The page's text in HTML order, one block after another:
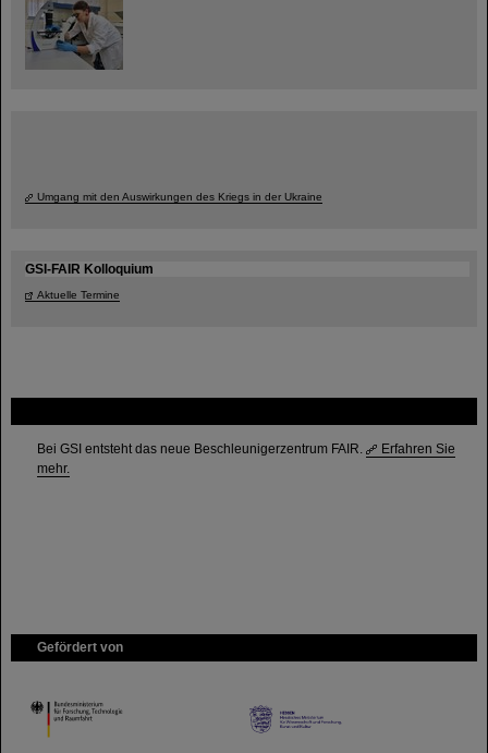
Bei GSI entsteht das neue Beschleunigerzentrum FAIR.
Erfahren Sie
mehr.
Gefördert von
HMWK
Umgang mit den Auswirkungen des Kriegs in der Ukraine
GSI-FAIR Kolloquium
Aktuelle Termine